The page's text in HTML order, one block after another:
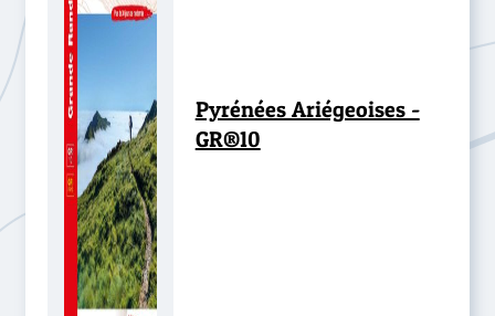
Pyrénées Ariégeoises -
GR®10